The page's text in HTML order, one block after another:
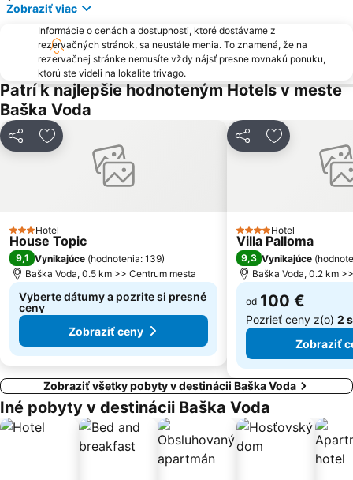
Port of Hvar
Zobraziť viac
Informácie o cenách a dostupnosti, ktoré dostávame z
rezervačných stránok, sa neustále menia. To znamená, že na
rezervačnej stránke nemusíte vždy nájsť presne rovnakú ponuku,
ktorú ste videli na lokalite trivago.
Patrí k najlepšie hodnoteným Hotels v meste
Baška Voda
ZdieľaťPridať do obľúbených
3 Počet hviezdičiek
Hotel
House Topic
9,1 Vynikajúce (hodnotenia: 139)
Baška Voda, 0.5 km >> Centrum mesta
Vyberte dátumy a pozrite si presné
ceny
Zobraziť ceny
ZdieľaťPridať do
4 Počet hviezdičiek
Hotel
Villa Palloma
9,3 Vynikajúce (
Baška Voda, 0.2 km
od 100 €
Pozrieť ceny z(o) 2
Zobraziť
Zobraziť všetky pobyty v destinácii Baška Voda
Iné pobyty v destinácii Baška Voda